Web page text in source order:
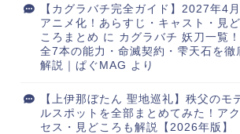
【カグラバチ完全ガイド】2027年4月
アニメ化！あらすじ・キャスト・見ど
ころまとめ に カグラバチ 妖刀一覧！
全7本の能力・命滅契約・雫天石を徹
解説｜ぱぐMAG より
【上伊那ぼたん 聖地巡礼】秩父のモ
ルスポットを全部まとめてみた！アク
セス・見どころも解説【2026年版】